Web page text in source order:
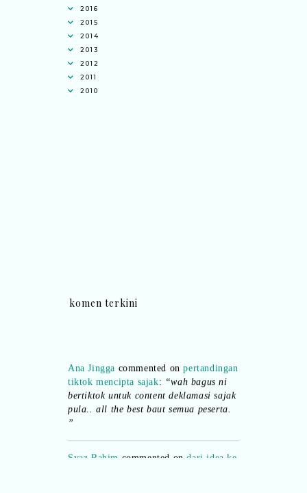
2016
2015
2014
2013
2012
2011
2010
komen terkini
tiktok mencipta sajak:“wah bagus ni
bertiktok untuk content deklamasi sajak
pula.. all the best baut semua peserta.
”
Syaz Rahimcommented ondari idea ke
realiti mencipta permainan:“Selain